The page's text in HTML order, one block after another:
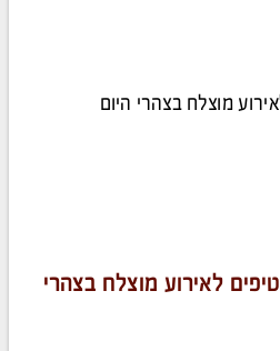
אירוע צהריים? הנה 5 טיפים לאירוע מוצלח בצהרי